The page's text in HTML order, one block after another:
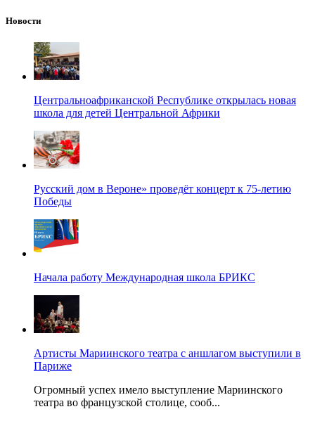
Новости
Центральноафриканской Республике открылась новая
школа для детей Центральной Африки
Русский дом в Вероне» проведёт концерт к 75-летию
Победы
Начала работу Международная школа БРИКС
Артисты Мариинского театра с аншлагом выступили в
Париже
Огромный успех имело выступление Мариинского
театра во французской столице, сооб...